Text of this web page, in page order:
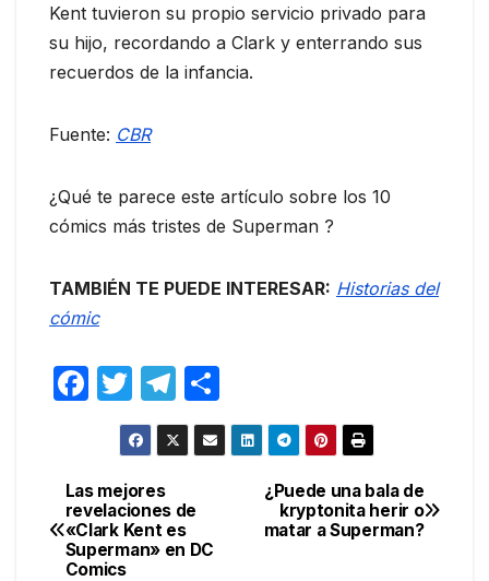
Kent tuvieron su propio servicio privado para
su hijo, recordando a Clark y enterrando sus
recuerdos de la infancia.
Fuente: CBR
¿Qué te parece este artículo sobre los 10
cómics más tristes de Superman ?
TAMBIÉN TE PUEDE INTERESAR: Historias del
cómic
F
e
b
o
T
w
itt
er
T
el
e
a
m
o
m
Navegación
de
¿Puede una bala de
kryptonita herir o
matar a Superman?
Las mejores
revelaciones de
«Clark Kent es
Superman» en DC
Comics